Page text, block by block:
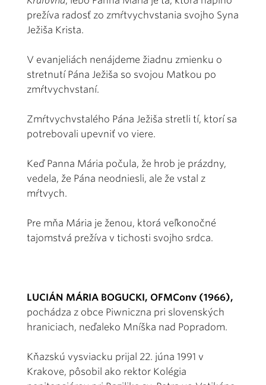
prežíva radosť zo zmŕtvychvstania svojho Syna
Ježiša Krista.
V evanjeliách nenájdeme žiadnu zmienku o
stretnutí Pána Ježiša so svojou Matkou po
zmŕtvychvstaní.
Zmŕtvychvstalého Pána Ježiša stretli tí, ktorí sa
potrebovali upevniť vo viere.
Keď Panna Mária počula, že hrob je prázdny,
vedela, že Pána neodniesli, ale že vstal z
mŕtvych.
Pre mňa Mária je ženou, ktorá veľkonočné
tajomstvá prežíva v tichosti svojho srdca.
LUCIÁN MÁRIA BOGUCKI, OFMConv (1966),
pochádza z obce Piwniczna pri slovenských
hraniciach, neďaleko Mníška nad Popradom.
Kňazskú vysviacku prijal 22. júna 1991 v
Krakove, pôsobil ako rektor Kolégia